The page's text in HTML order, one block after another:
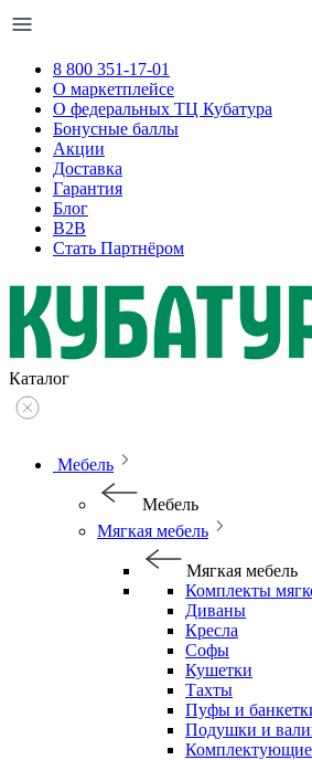
8 800 351-17-01
О маркетплейсе
О федеральных ТЦ Кубатура
Бонусные баллы
Акции
Доставка
Гарантия
Блог
B2B
Стать Партнёром
Каталог
Мебель
Мебель
Мягкая мебель
Мягкая мебель
Комплекты
Диваны
Кресла
Софы
Кушетки
Тахты
Пуфы и
Подушки и
Комплектующие